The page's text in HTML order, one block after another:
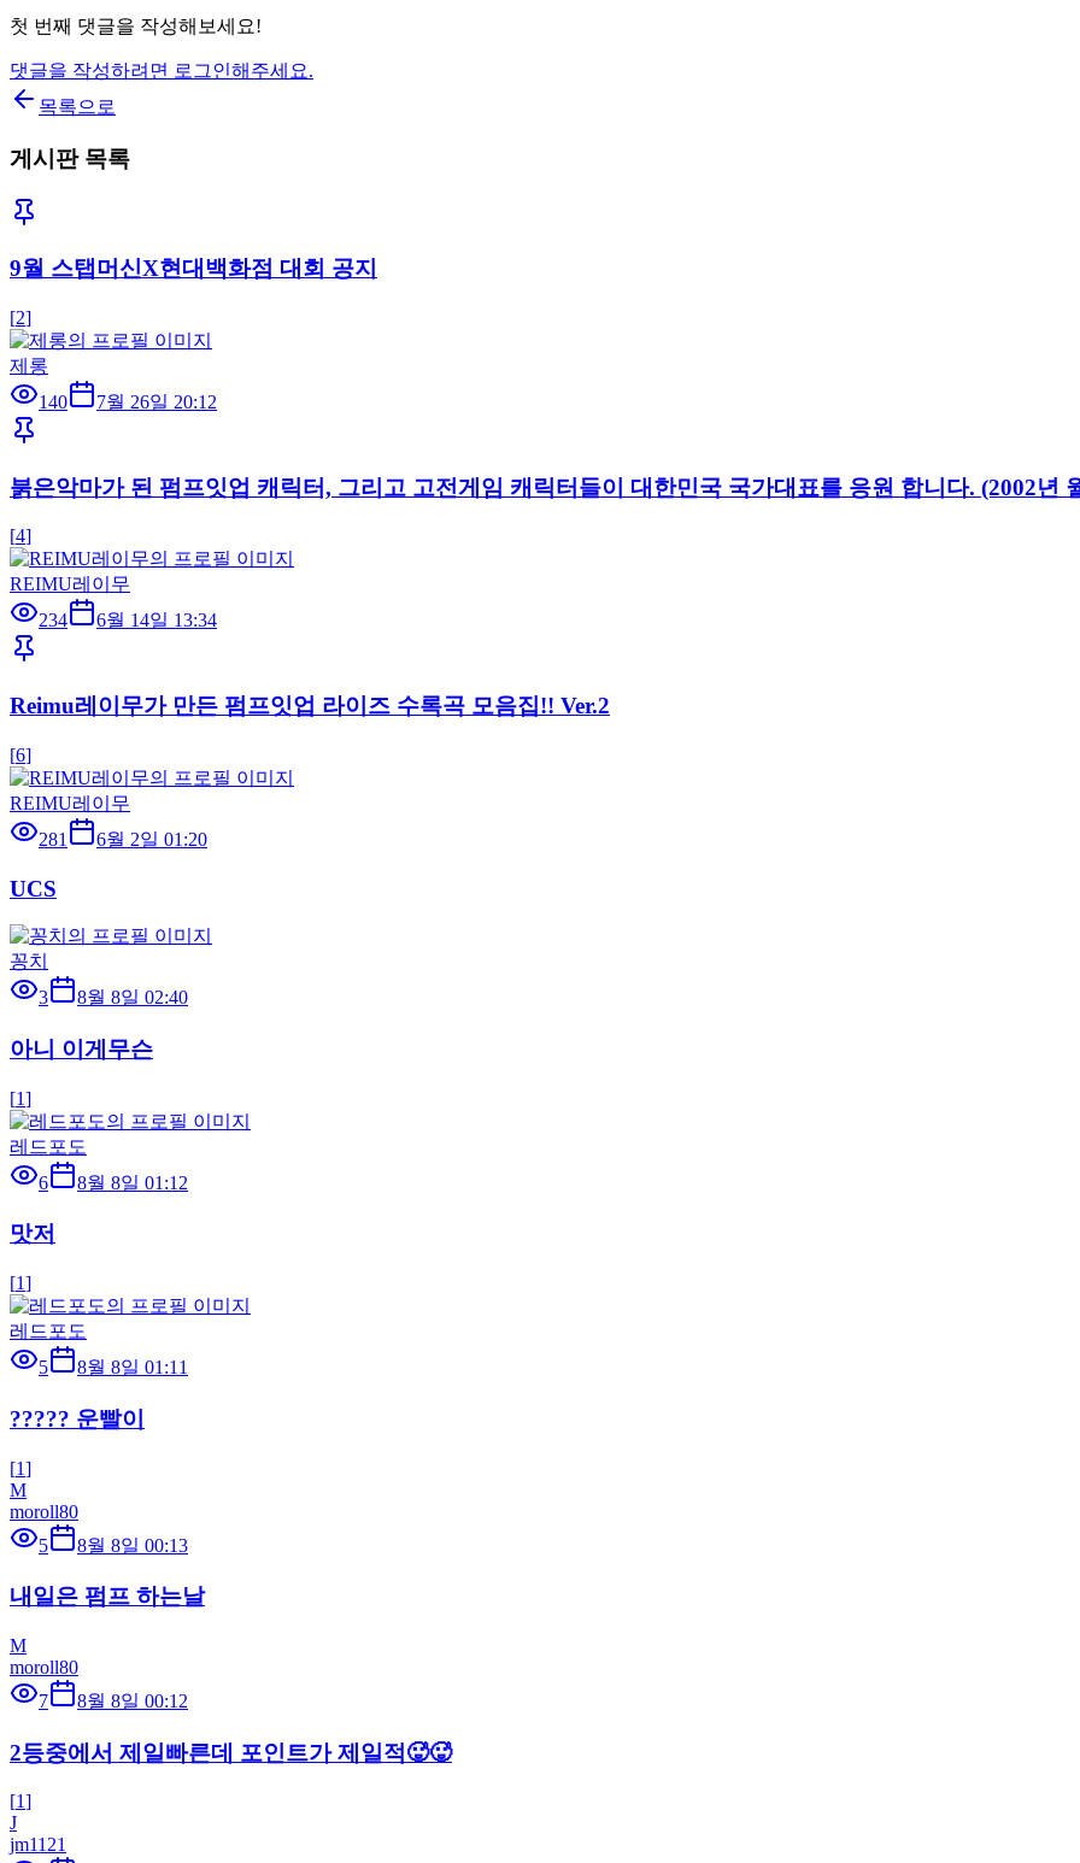
첫 번째 댓글을 작성해보세요!
댓글을 작성하려면 로그인해주세요.
목록으로
게시판 목록
9월 스탭머신X현대백화점 대회 공지
[2]
제롱
140
7월 26일 20:12
붉은악마가 된 펌프잇업 캐릭터, 그리고 고전게임 캐릭터들이 대한민국 국가대표를 응원 합니다. (2002년
[4]
REIMU레이무
234
6월 14일 13:34
Reimu레이무가 만든 펌프잇업 라이즈 수록곡 모음집!! Ver.2
[6]
REIMU레이무
281
6월 2일 01:20
UCS
꽁치
3
8월 8일 02:40
아니 이게무슨
[1]
레드포도
6
8월 8일 01:12
맛저
[1]
레드포도
5
8월 8일 01:11
????? 운빨이
[1]
M
moroll80
5
8월 8일 00:13
내일은 펌프 하는날
M
moroll80
7
8월 8일 00:12
2등중에서 제일빠른데 포인트가 제일적🥵🥵
[1]
J
jm1121